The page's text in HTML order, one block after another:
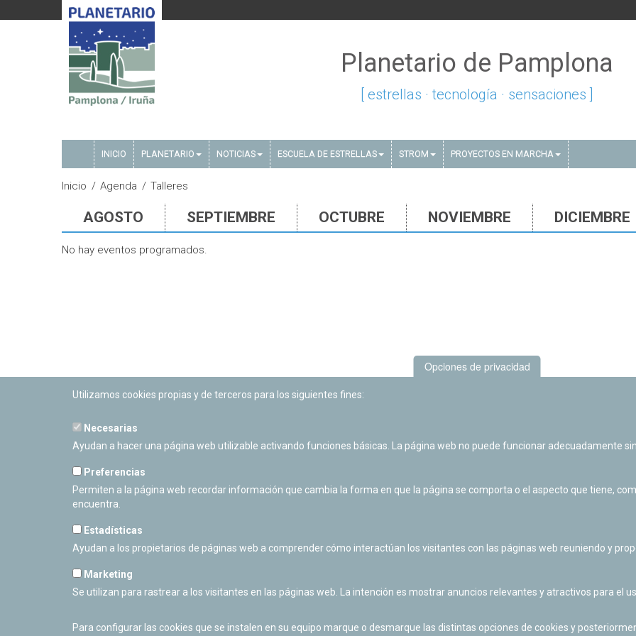
Planetario de Pamplona
[ estrellas · tecnología · sensaciones ]
INICIO PLANETARIO NOTICIAS ESCUELA DE ESTRELLAS STROM PROYECTOS EN MARCHA
Inicio Agenda Talleres
AGOSTO SEPTIEMBRE OCTUBRE NOVIEMBRE DICIEMBRE
No hay eventos programados.
PLANETARIO DE PAMPLONA
Calle Sancho RamÃ­rez, s/n
Cerrado Temporalmente
Opciones de privacidad
Utilizamos cookies propias y de terceros para los siguientes fines:
Necesarias
Ayudan a hacer una página web utilizable activando funciones básicas. La página web no puede funcionar adecuadamente
Preferencias
Permiten a la página web recordar información que cambia la forma en que la página se comporta o el aspecto que tiene,
encuentra.
Estadísticas
Ayudan a los propietarios de páginas web a comprender cómo interactúan los visitantes con las páginas web reuniendo y
Marketing
Se utilizan para rastrear a los visitantes en las páginas web. La intención es mostrar anuncios relevantes y atractivos para el
Para configurar las cookies que se instalen en su equipo marque o desmarque las distintas opciones de cookies y